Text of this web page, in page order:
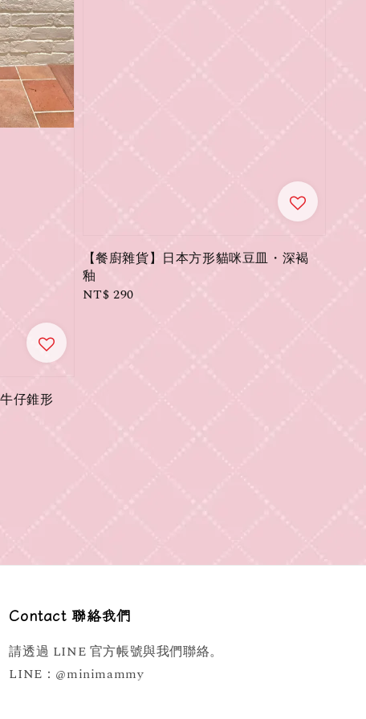
仔錐形
【餐廚雜貨】日本方形貓咪豆皿・深褐
釉
Regular
NT$ 290
Contact 聯絡我們
請透過 LINE 官方帳號與我們聯絡。
LINE：@minimammy